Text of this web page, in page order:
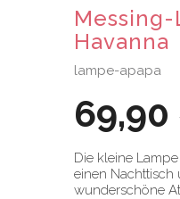
Messing-
Havanna
lampe-apapa
Die kleine
einen Nachttisch
wunderschöne